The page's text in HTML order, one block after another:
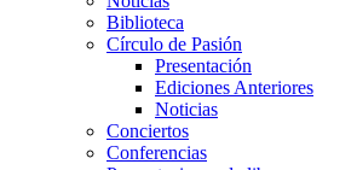
Biblioteca
Círculo de Pasión
Presentación
Ediciones Anteriores
Noticias
Conciertos
Conferencias